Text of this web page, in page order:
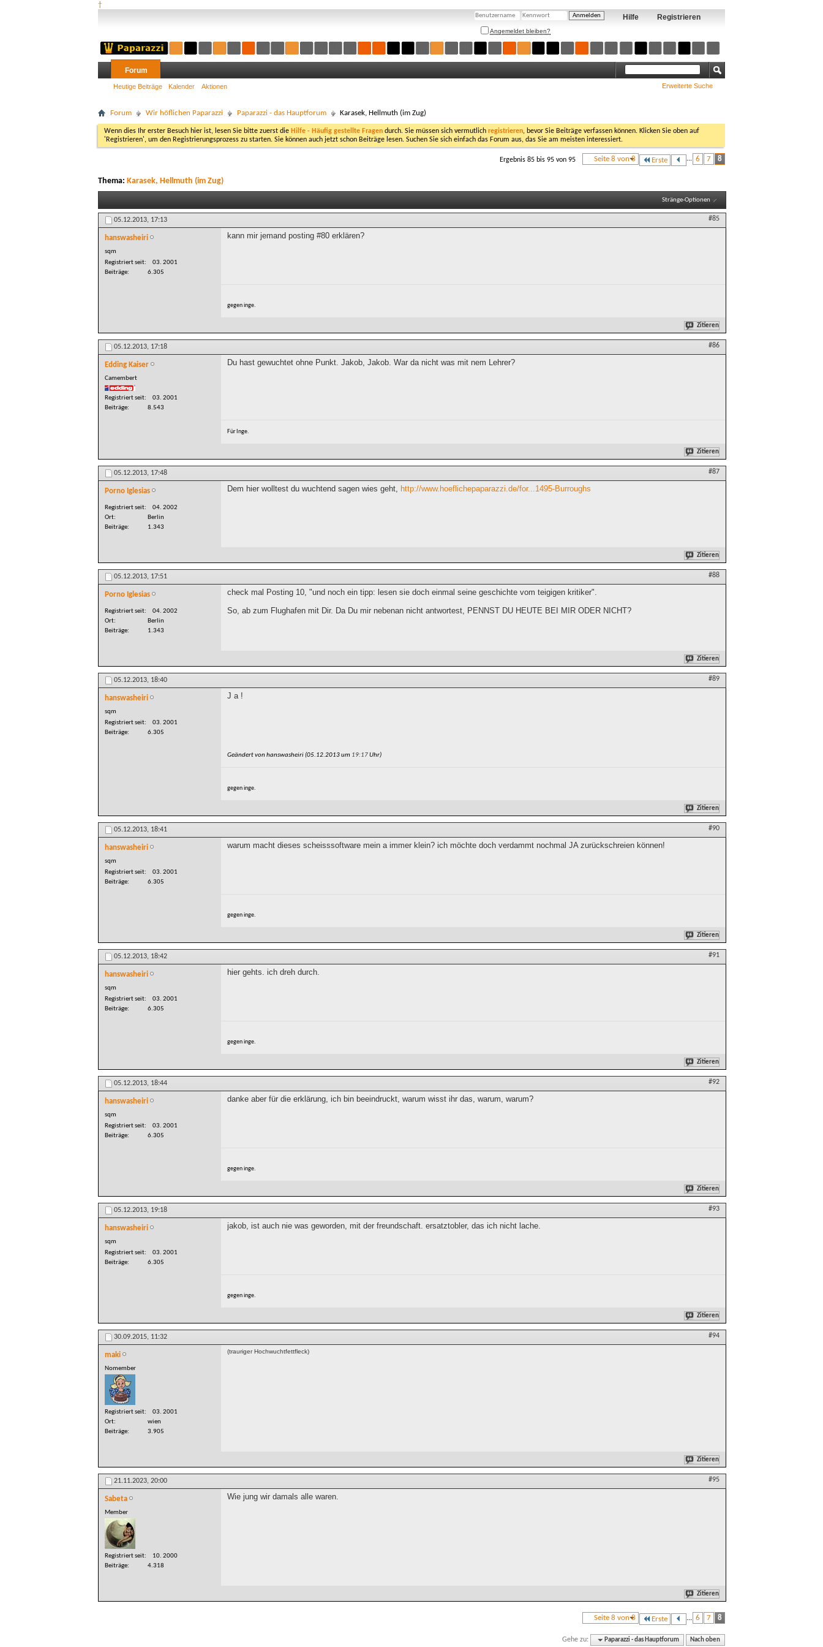
†
Registrieren
Hilfe
Angemeldet bleiben?
Forum
Heutige Beiträge Kalender Aktionen Erweiterte Suche
Forum Wir höflichen Paparazzi Paparazzi - das Hauptforum Karasek, Hellmuth (im Zug)
Wenn dies Ihr erster Besuch hier ist, lesen Sie bitte zuerst die Hilfe - Häufig gestellte Fragen durch. Sie müssen sich vermutlich registrieren, bevor Sie Beiträge verfassen können. Klicken Sie oben auf
'Registrieren', um den Registrierungsprozess zu starten. Sie können auch jetzt schon Beiträge lesen. Suchen Sie sich einfach das Forum aus, das Sie am meisten interessiert.
Seite 8 von 8 Erste ... 6 7 8
Ergebnis 85 bis 95 von 95
Thema: Karasek, Hellmuth (im Zug)
Stränge-Optionen
05.12.2013, 17:13 #85
hanswasheiri
sqm
Registriert seit
03. 2001
Beiträge
6.305
kann mir jemand posting #80 erklären?
gegen inge.
Zitieren
05.12.2013, 17:18 #86
Edding Kaiser
Camembert
Registriert seit
03. 2001
Beiträge
8.543
Du hast gewuchtet ohne Punkt. Jakob, Jakob. War da nicht was mit nem Lehrer?
Für Inge.
Zitieren
05.12.2013, 17:48 #87
Porno Iglesias
Registriert seit
04. 2002
Ort
Berlin
Beiträge
1.343
Dem hier wolltest du wuchtend sagen wies geht, http://www.hoeflichepaparazzi.de/for...1495-Burroughs
Zitieren
05.12.2013, 17:51 #88
Porno Iglesias
Registriert seit
04. 2002
Ort
Berlin
Beiträge
1.343
check mal Posting 10, "und noch ein tipp: lesen sie doch einmal seine geschichte vom teigigen kritiker".
So, ab zum Flughafen mit Dir. Da Du mir nebenan nicht antwortest, PENNST DU HEUTE BEI MIR ODER NICHT?
Zitieren
05.12.2013, 18:40 #89
hanswasheiri
sqm
Registriert seit
03. 2001
Beiträge
6.305
J a !
Geändert von hanswasheiri (05.12.2013 um 19:17Uhr)
gegen inge.
Zitieren
05.12.2013, 18:41 #90
hanswasheiri
sqm
Registriert seit
03. 2001
Beiträge
6.305
warum macht dieses scheisssoftware mein a immer klein? ich möchte doch verdammt nochmal JA zurückschreien können!
gegen inge.
Zitieren
05.12.2013, 18:42 #91
hanswasheiri
sqm
Registriert seit
03. 2001
Beiträge
6.305
hier gehts. ich dreh durch.
gegen inge.
Zitieren
05.12.2013, 18:44 #92
hanswasheiri
sqm
Registriert seit
03. 2001
Beiträge
6.305
danke aber für die erklärung, ich bin beeindruckt, warum wisst ihr das, warum, warum?
gegen inge.
Zitieren
05.12.2013, 19:18 #93
hanswasheiri
sqm
Registriert seit
03. 2001
Beiträge
6.305
jakob, ist auch nie was geworden, mit der freundschaft. ersatztobler, das ich nicht lache.
gegen inge.
Zitieren
30.09.2015, 11:32 #94
maki
Nomember
Registriert seit
03. 2001
Ort
wien
Beiträge
3.905
(trauriger Hochwuchtfettfleck)
Zitieren
21.11.2023, 20:00 #95
Sabeta
Member
Registriert seit
10. 2000
Beiträge
4.318
Wie jung wir damals alle waren.
Zitieren
Seite 8 von 8 Erste ... 6 7 8
Gehe zu: Paparazzi - das Hauptforum Nach oben